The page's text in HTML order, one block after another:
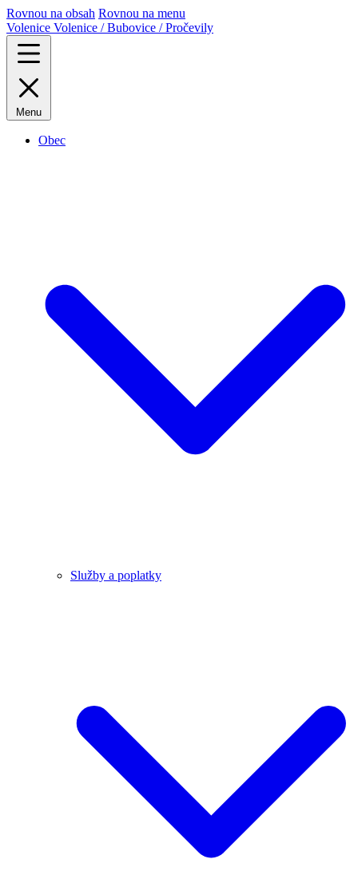
Rovnou na obsah Rovnou na menu
Volenice Volenice / Bubovice / Pročevily
Menu
Obec
Služby a poplatky